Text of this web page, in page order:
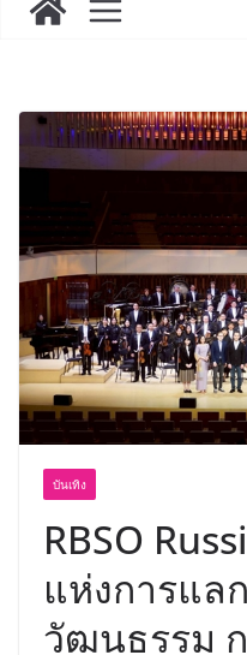
อร่อย ยกเม
ราชวงศ์” พุ่
BEDO เดิน
“BIO
ระดับผลิต
พาณิชย์อย่า
บันเทิง
RBSO
แห่งการแล
วัฒนธรรม